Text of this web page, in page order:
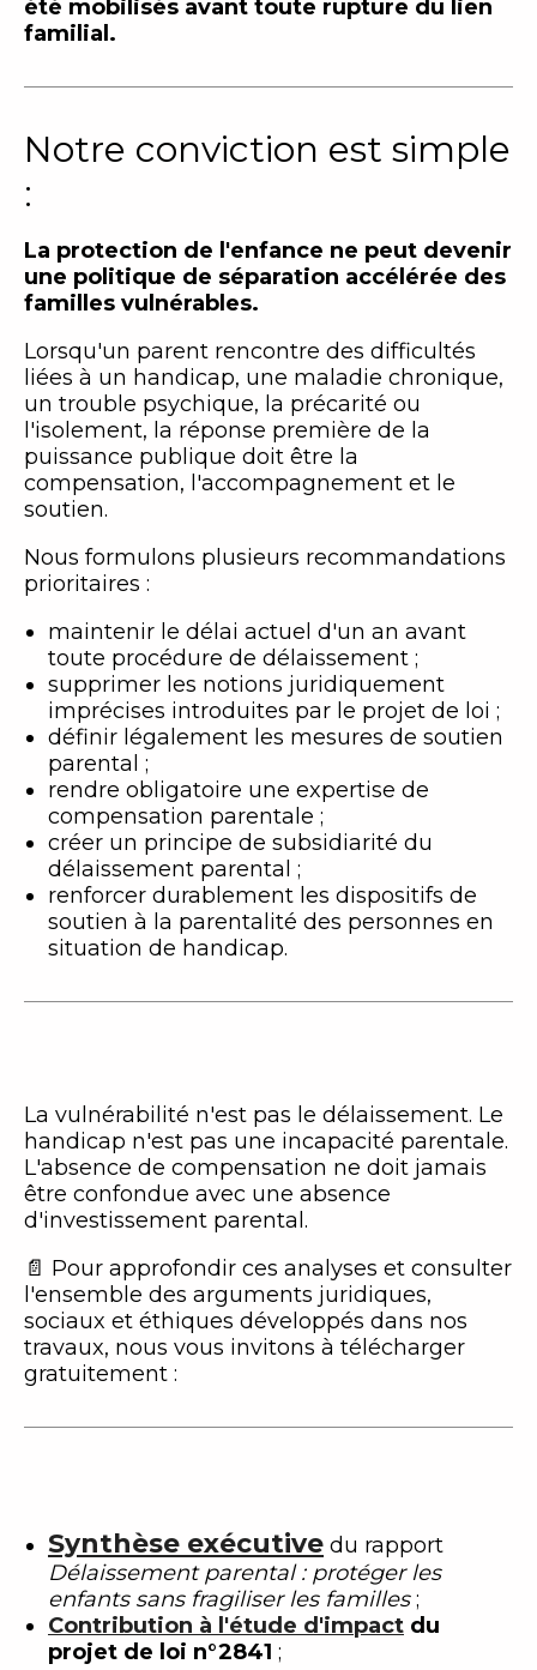
été mobilisés avant toute rupture du lien
familial.
Notre conviction est simple
:
La protection de l'enfance ne peut devenir
une politique de séparation accélérée des
familles vulnérables.
Lorsqu'un parent rencontre des difficultés
liées à un handicap, une maladie chronique,
un trouble psychique, la précarité ou
l'isolement, la réponse première de la
puissance publique doit être la
compensation, l'accompagnement et le
soutien.
Nous formulons plusieurs recommandations
prioritaires :
maintenir le délai actuel d'un an avant
toute procédure de délaissement ;
supprimer les notions juridiquement
imprécises introduites par le projet de loi ;
définir légalement les mesures de soutien
parental ;
rendre obligatoire une expertise de
compensation parentale ;
créer un principe de subsidiarité du
délaissement parental ;
renforcer durablement les dispositifs de
soutien à la parentalité des personnes en
situation de handicap.
La vulnérabilité n'est pas le délaissement. Le
handicap n'est pas une incapacité parentale.
L'absence de compensation ne doit jamais
être confondue avec une absence
d'investissement parental.
📄 Pour approfondir ces analyses et consulter
l'ensemble des arguments juridiques,
sociaux et éthiques développés dans nos
travaux, nous vous invitons à télécharger
gratuitement :
Synthèse exécutive du rapport
Délaissement parental : protéger les
enfants sans fragiliser les familles;
Contribution à l'étude d'impact du
projet de loi n°2841 ;